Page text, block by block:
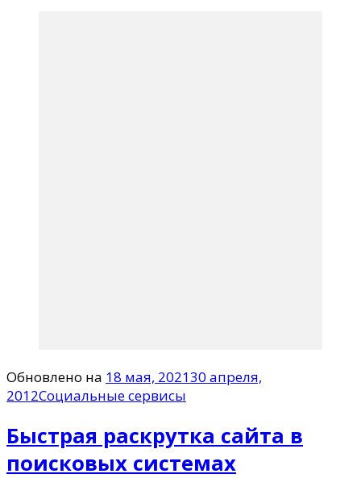
Обновлено на 18 мая, 202130 апреля,
2012Социальные сервисы
Быстрая раскрутка сайта в
поисковых системах